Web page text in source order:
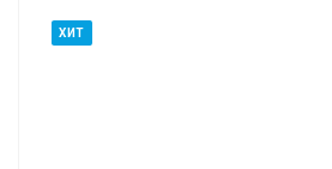
ХИТ